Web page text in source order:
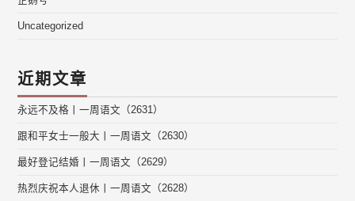
Uncategorized
近期文章
永远不及格丨一周语文（2631）
跟和平女士一般大丨一周语文（2630）
最好登记结婚丨一周语文（2629）
热烈庆祝本人退休丨一周语文（2628）